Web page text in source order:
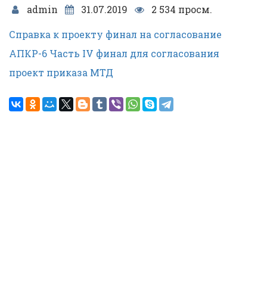
admin 31.07.2019
2 534 просм.
Справка к проекту финал на согласование
АПКР-6 Часть IV финал для согласования
проект приказа МТД